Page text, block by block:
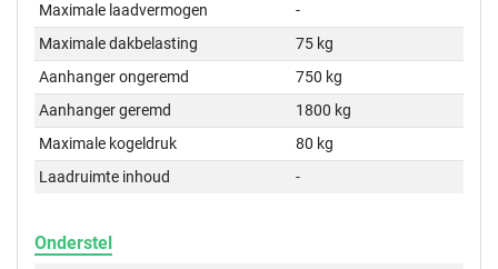
Maximale laadvermogen
-
Maximale dakbelasting
75 kg
Aanhanger ongeremd
750 kg
Aanhanger geremd
1800 kg
Maximale kogeldruk
80 kg
Laadruimte inhoud
-
Onderstel